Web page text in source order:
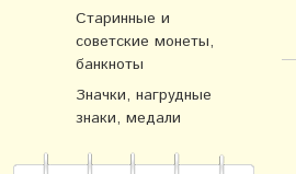
Старинные и
советские монеты,
банкноты
Значки, нагрудные
знаки, медали